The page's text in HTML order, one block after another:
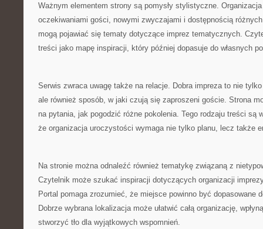
Ważnym elementem strony są pomysły stylistyczne.
oczekiwaniami gości, nowymi zwyczajami i dostępnością
mogą pojawiać się tematy dotyczące imprez tematycznych.
treści jako mapę inspiracji, który później dopasuje do własnych
Serwis zwraca uwagę także na relacje. Dobra impreza to nie
ale również sposób, w jaki czują się zaproszeni goście. Strona
na pytania, jak pogodzić różne pokolenia. Tego rodzaju treści są
że organizacja uroczystości wymaga nie tylko planu, lecz także
Na stronie można odnaleźć również tematykę związaną z
Czytelnik może szukać inspiracji dotyczących organizacji
Portal pomaga zrozumieć, że miejsce powinno być dopasowane
Dobrze wybrana lokalizacja może ułatwić całą organizację,
stworzyć tło dla wyjątkowych wspomnień.